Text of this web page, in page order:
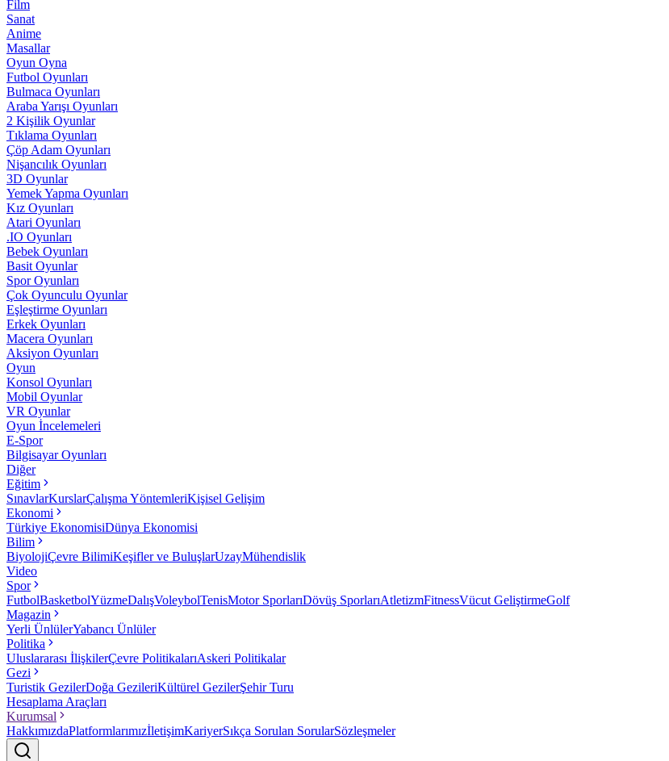
Film
Sanat
Anime
Masallar
Oyun Oyna
Futbol Oyunları
Bulmaca Oyunları
Araba Yarışı Oyunları
2 Kişilik Oyunlar
Tıklama Oyunları
Çöp Adam Oyunları
Nişancılık Oyunları
3D Oyunlar
Yemek Yapma Oyunları
Kız Oyunları
Atari Oyunları
.IO Oyunları
Bebek Oyunları
Basit Oyunlar
Spor Oyunları
Çok Oyunculu Oyunlar
Eşleştirme Oyunları
Erkek Oyunları
Macera Oyunları
Aksiyon Oyunları
Oyun
Konsol Oyunları
Mobil Oyunlar
VR Oyunlar
Oyun İncelemeleri
E-Spor
Bilgisayar Oyunları
Diğer
Eğitim
SınavlarKurslarÇalışma YöntemleriKişisel Gelişim
Ekonomi
Türkiye EkonomisiDünya Ekonomisi
Bilim
BiyolojiÇevre BilimiKeşifler ve BuluşlarUzayMühendislik
Video
Spor
FutbolBasketbolYüzmeDalışVoleybolTenisMotor SporlarıDövüş SporlarıAtletizmFitnessVücut GeliştirmeGolf
Magazin
Yerli ÜnlülerYabancı Ünlüler
Politika
Uluslararası İlişkilerÇevre PolitikalarıAskeri Politikalar
Gezi
Turistik GezilerDoğa GezileriKültürel GezilerŞehir Turu
Hesaplama Araçları
Kurumsal
HakkımızdaPlatformlarımızİletişimKariyerSıkça Sorulan SorularSözleşmeler